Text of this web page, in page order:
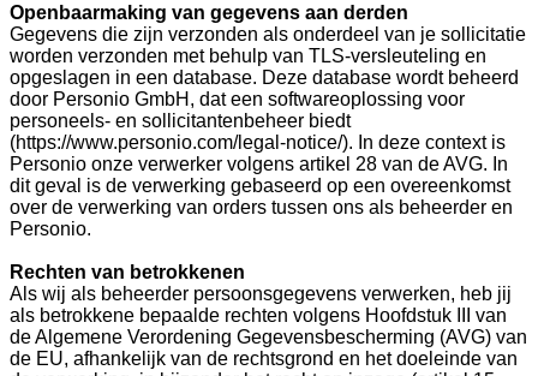
Openbaarmaking van gegevens aan derden
Gegevens die zijn verzonden als onderdeel van je sollicitatie
worden verzonden met behulp van TLS-versleuteling en
opgeslagen in een database. Deze database wordt beheerd
door Personio GmbH, dat een softwareoplossing voor
personeels- en sollicitantenbeheer biedt
(https://www.personio.com/legal-notice/). In deze context is
Personio onze verwerker volgens artikel 28 van de AVG. In
dit geval is de verwerking gebaseerd op een overeenkomst
over de verwerking van orders tussen ons als beheerder en
Personio.
Rechten van betrokkenen
Als wij als beheerder persoonsgegevens verwerken, heb jij
als betrokkene bepaalde rechten volgens Hoofdstuk III van
de Algemene Verordening Gegevensbescherming (AVG) van
de EU, afhankelijk van de rechtsgrond en het doeleinde van